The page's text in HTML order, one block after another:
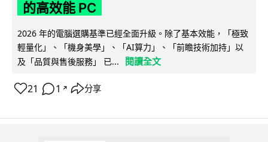
的高效能 PC
2026 年的電腦選購基準已經全面升級。除了基本效能，「極致
輕量化」、「機身美學」、「AI算力」、「前瞻技術加持」以
及「品質與售後服務」 已...
閱讀全文
21 1 ↗ 分享